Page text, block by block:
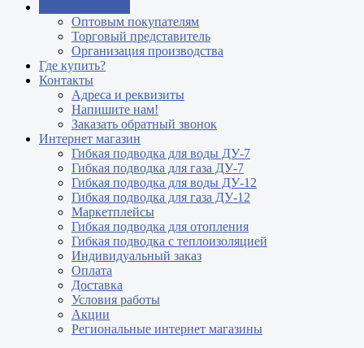
Оптовым покупателям
Торговый представитель
Организация производства
Где купить?
Контакты
Адреса и реквизиты
Напишите нам!
Заказать обратный звонок
Интернет магазин
Гибкая подводка для воды ДУ-7
Гибкая подводка для газа ДУ-7
Гибкая подводка для воды ДУ-12
Гибкая подводка для газа ДУ-12
Маркетплейсы
Гибкая подводка для отопления
Гибкая подводка с теплоизоляцией
Индивидуальный заказ
Оплата
Доставка
Условия работы
Акции
Региональные интернет магазины